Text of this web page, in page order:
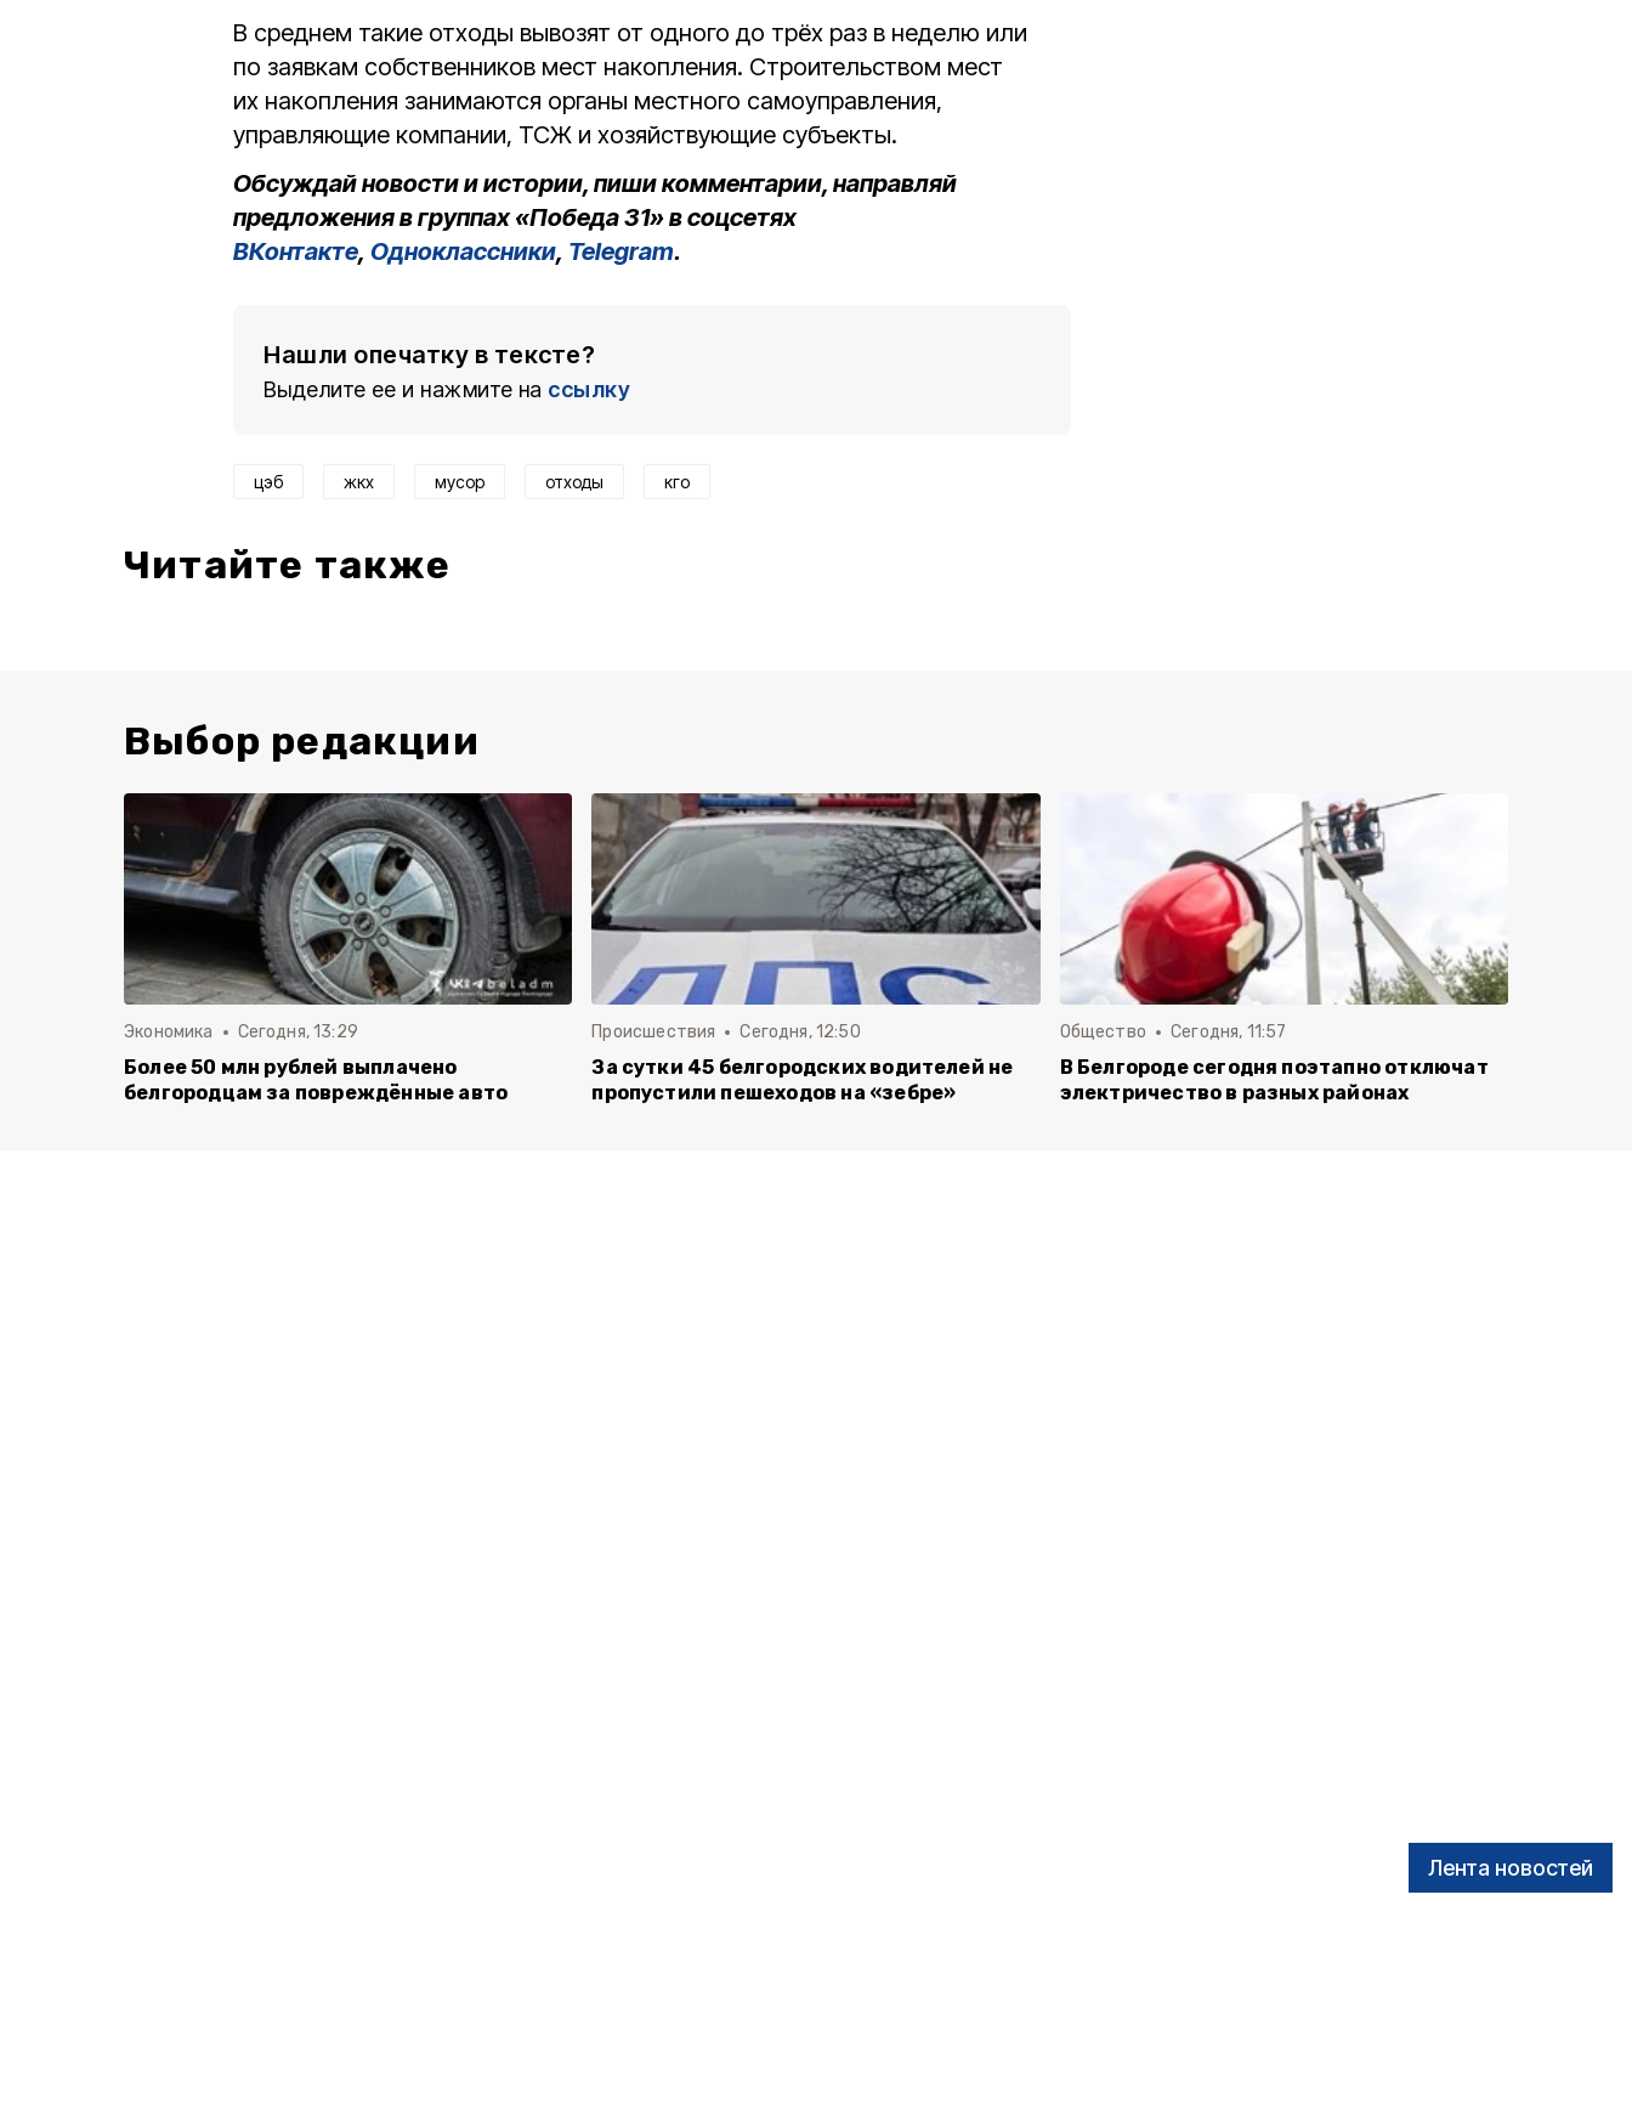
Лента новостей
В среднем такие отходы вывозят от одного до трёх раз в неделю или
по заявкам собственников мест накопления. Строительством мест
их накопления занимаются органы местного самоуправления,
управляющие компании, ТСЖ и хозяйствующие субъекты.
Обсуждай новости и истории, пиши комментарии, направляй
предложения в группах «Победа 31» в соцсетях
ВКонтакте, Одноклассники, Telegram.
Нашли опечатку в тексте?
Выделите ее и нажмите на ссылку
цэб жкх мусор отходы кго
Читайте также
Выбор редакции
Экономика Сегодня, 13:29
Более 50 млн рублей выплачено
белгородцам за повреждённые авто
Происшествия Сегодня, 12:50
За сутки 45 белгородских водителей не
пропустили пешеходов на «зебре»
Общество Сегодня, 11:57
В Белгороде сегодня поэтапно отключат
электричество в разных районах